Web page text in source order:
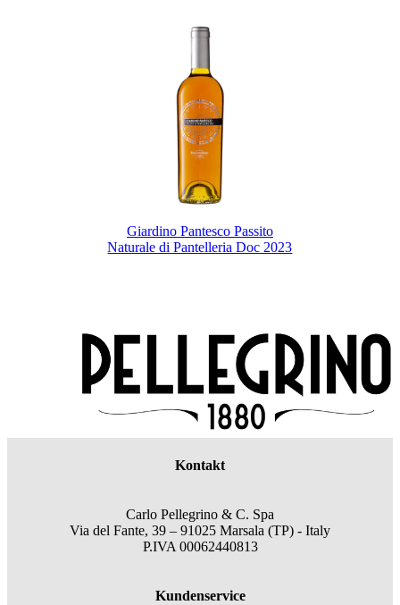
Giardino Pantesco Passito
Naturale di Pantelleria Doc 2023
Kontakt
Carlo Pellegrino & C. Spa
Via del Fante, 39 – 91025 Marsala (TP) - Italy
P.IVA 00062440813
Kundenservice